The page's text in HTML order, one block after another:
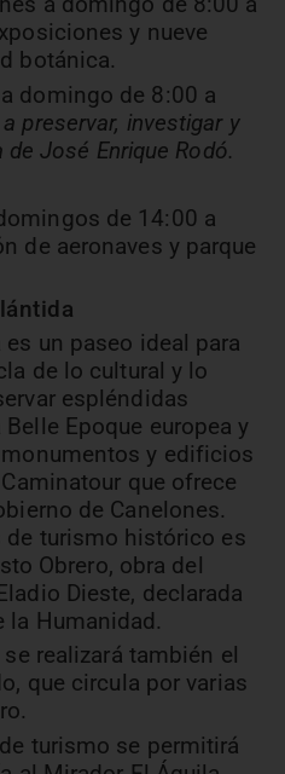
y nueve
botánica.
domingo de 8:00 a
preservar, investigar y
José Enrique Rodó.
de 14:00 a
de aeronaves y parque
un paseo ideal para
de lo cultural y lo
espléndidas
Epoque europea y
y edificios
que ofrece
de Canelones.
de turismo histórico es
Obrero, obra del
Dieste, declarada
la Humanidad.
realizará también el
que circula por varias
turismo se permitirá